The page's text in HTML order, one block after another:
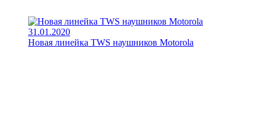
31.01.2020
Новая линейка TWS наушников Motorola